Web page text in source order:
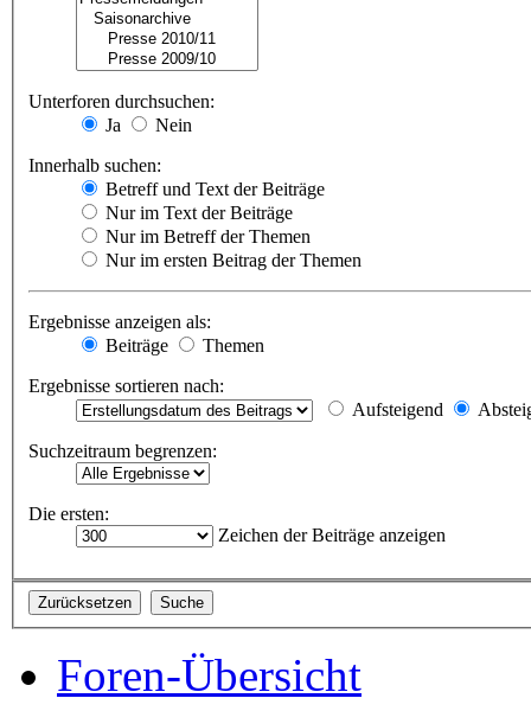
Unterforen durchsuchen:
Ja
Nein
Innerhalb suchen:
Betreff und Text der Beiträge
Nur im Text der Beiträge
Nur im Betreff der Themen
Nur im ersten Beitrag der Themen
Ergebnisse anzeigen als:
Beiträge
Themen
Ergebnisse sortieren nach:
Aufsteigend
Suchzeitraum begrenzen:
Die ersten:
Zeichen der Beiträge anzeigen
Foren-Übersicht